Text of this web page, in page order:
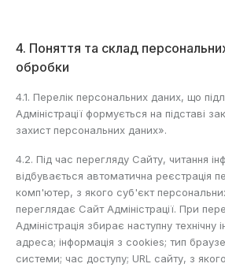
4. Поняття та склад
обробки
4.1. Перелік персональних даних, що
Адміністрації формується на підставі
захист персональних даних».
4.2. Під час перегляду Сайту, читання
відбувається автоматична реєстрація
комп'ютер, з якого суб'єкт
переглядає Сайт Адміністрації. При
Адміністрація збирає наступну технічну
адреса; інформація з cookies; тип
системи; час доступу; URL сайту, з